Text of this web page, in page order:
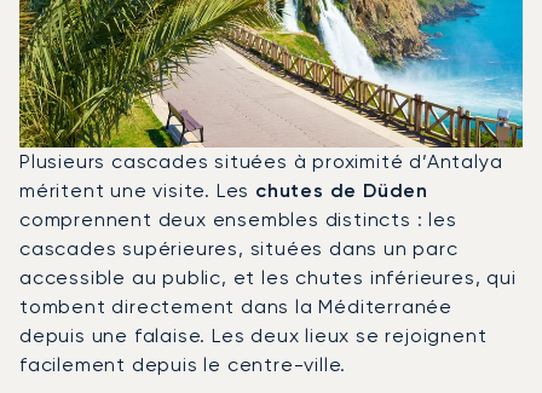
Plusieurs cascades situées à proximité d’Antalya
méritent une visite. Les chutes de Düden
comprennent deux ensembles distincts : les
cascades supérieures, situées dans un parc
accessible au public, et les chutes inférieures, qui
tombent directement dans la Méditerranée
depuis une falaise. Les deux lieux se rejoignent
facilement depuis le centre-ville.